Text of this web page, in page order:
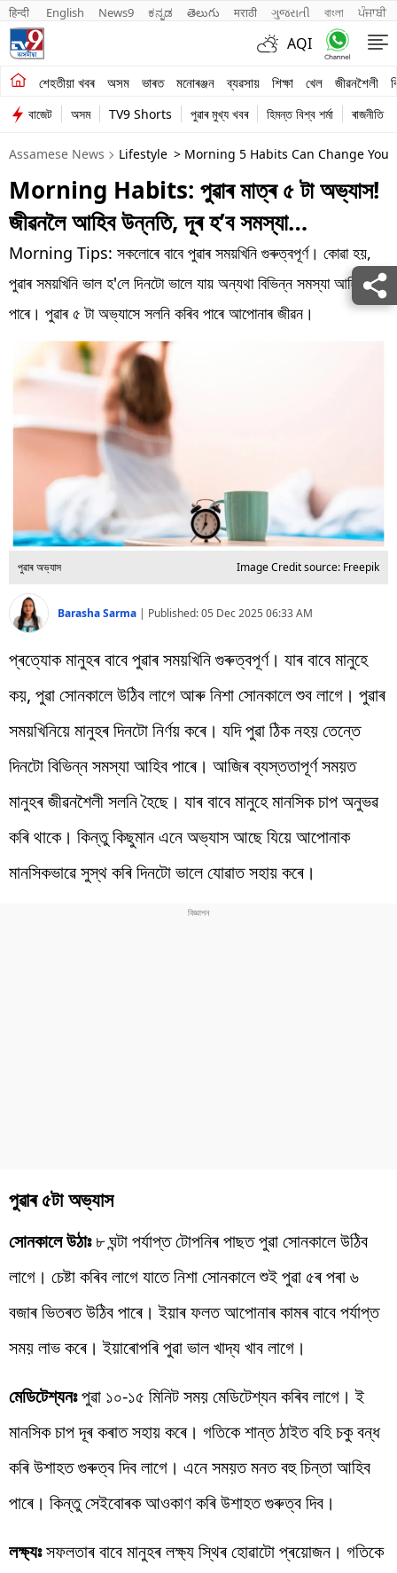
हिन्दी English News9 ಕನ್ನಡ తెలుగు मराठी ગુજરાતી বাংলা ਪੰਜਾਬੀ
AQI
শেহতীয়া খবৰ অসম ভাৰত মনোৰঞ্জন ব্যৱসায় শিক্ষা খেল জীৱনশৈলী
শেহতীয়া খবৰ
অসম
ভাৰত
মনোৰঞ্জন
শিক্ষা
খেল
জীৱনশৈলী
Videos
বাজেট অসম TV9 Shorts পুৱাৰ মুখ্য খবৰ হিমন্ত বিশ্ব শৰ্মা ৰাজনীতি
Assamese News Lifestyle > Morning 5 Habits Can Change
Morning Habits: পুৱাৰ মাত্ৰ ৫ টা অভ্যাস!
জীৱনলৈ আহিব উন্নতি, দূৰ হ’ব সমস্যা…
Morning Tips: সকলোৰে বাবে পুৱাৰ সময়খিনি গুৰুত্বপূৰ্ণ। কোৱা হয়,
পুৱাৰ সময়খিনি ভাল হ'লে দিনটো ভালে যায় অন্যথা বিভিন্ন সমস্যা আহিব
পাৰে। পুৱাৰ ৫ টা অভ্যাসে সলনি কৰিব পাৰে আপোনাৰ জীৱন।
পুৱাৰ অভ্যাস Image Credit source: Freepik
Barasha Sarma | Published:05 Dec 2025 06:33 AM
প্ৰত্যোক মানুহৰ বাবে পুৱাৰ সময়খিনি গুৰুত্বপূৰ্ণ। যাৰ বাবে মানুহে
কয়, পুৱা সোনকালে উঠিব লাগে আৰু নিশা সোনকালে শুব লাগে। পুৱাৰ
সময়খিনিয়ে মানুহৰ দিনটো নিৰ্ণয় কৰে। যদি পুৱা ঠিক নহয় তেন্তে
দিনটো বিভিন্ন সমস্যা আহিব পাৰে। আজিৰ ব্যস্ততাপূৰ্ণ সময়ত
মানুহৰ জীৱনশৈলী সলনি হৈছে। যাৰ বাবে মানুহে মানসিক চাপ অনুভৱ
কৰি থাকে। কিন্তু কিছুমান এনে অভ্যাস আছে যিয়ে আপোনাক
মানসিকভাৱে সুস্থ কৰি দিনটো ভালে যোৱাত সহায় কৰে।
পুৱাৰ ৫টা অভ্যাস
সোনকালে উঠাঃ৮ ঘন্টা পৰ্যাপ্ত টোপনিৰ পাছত পুৱা সোনকালে উঠিব
লাগে। চেষ্টা কৰিব লাগে যাতে নিশা সোনকালে শুই পুৱা ৫ৰ পৰা ৬
বজাৰ ভিতৰত উঠিব পাৰে। ইয়াৰ ফলত আপোনাৰ কামৰ বাবে পৰ্যাপ্ত
সময় লাভ কৰে। ইয়াৰোপৰি পুৱা ভাল খাদ্য খাব লাগে।
মেডিটেশ্যনঃপুৱা ১০-১৫ মিনিট সময় মেডিটেশ্যন কৰিব লাগে। ই
মানসিক চাপ দূৰ কৰাত সহায় কৰে। গতিকে শান্ত ঠাইত বহি চকু বন্ধ
কৰি উশাহত গুৰুত্ব দিব লাগে। এনে সময়ত মনত বহু চিন্তা আহিব
পাৰে। কিন্তু সেইবোৰক আওকাণ কৰি উশাহত গুৰুত্ব দিব।
লক্ষ্যঃসফলতাৰ বাবে মানুহৰ লক্ষ্য স্থিৰ হোৱাটো প্ৰয়োজন। গতিকে